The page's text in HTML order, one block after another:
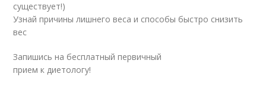
существует!)
Узнай причины лишнего веса и способы быстро снизить
вес
Запишись на бесплатный первичный
прием к диетологу!